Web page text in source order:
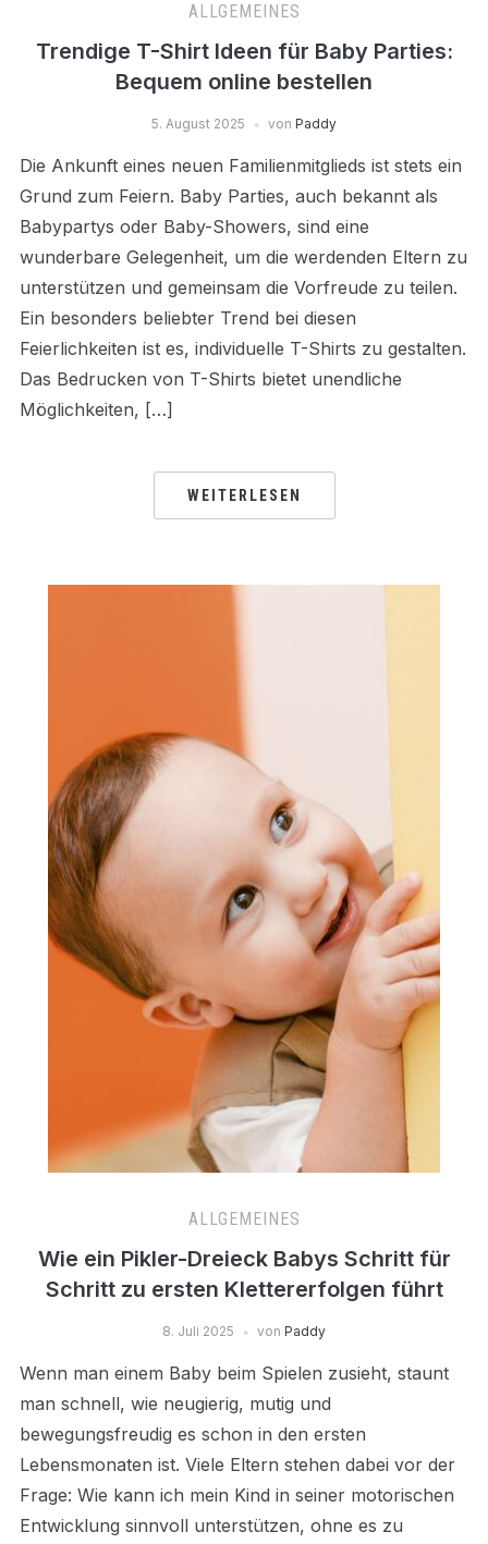
ALLGEMEINES
Trendige T-Shirt Ideen für Baby Parties:
Bequem online bestellen
5. August 2025 von Paddy
Die Ankunft eines neuen Familienmitglieds ist stets ein
Grund zum Feiern. Baby Parties, auch bekannt als
Babypartys oder Baby-Showers, sind eine
wunderbare Gelegenheit, um die werdenden Eltern zu
unterstützen und gemeinsam die Vorfreude zu teilen.
Ein besonders beliebter Trend bei diesen
Feierlichkeiten ist es, individuelle T-Shirts zu gestalten.
Das Bedrucken von T-Shirts bietet unendliche
Möglichkeiten, […]
WEITERLESEN
ALLGEMEINES
Wie ein Pikler-Dreieck Babys Schritt für
Schritt zu ersten Klettererfolgen führt
8. Juli 2025 von Paddy
Wenn man einem Baby beim Spielen zusieht, staunt
man schnell, wie neugierig, mutig und
bewegungsfreudig es schon in den ersten
Lebensmonaten ist. Viele Eltern stehen dabei vor der
Frage: Wie kann ich mein Kind in seiner motorischen
Entwicklung sinnvoll unterstützen, ohne es zu